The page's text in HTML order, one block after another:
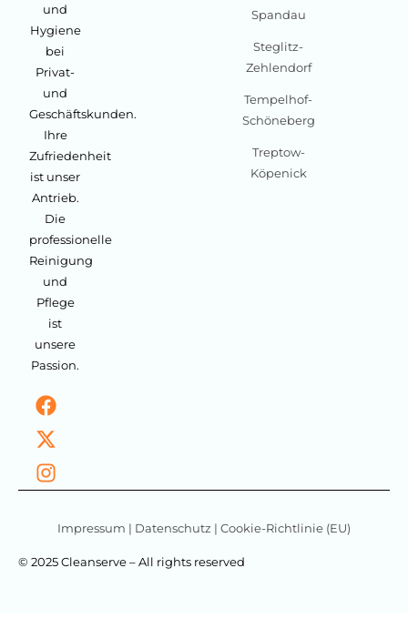
und
Hygiene
bei
Privat-
und
Geschäftskunden.
Ihre
Zufriedenheit
ist unser
Antrieb.
Die
professionelle
Reinigung
und
Pflege
ist
unsere
Passion.
Spandau
Steglitz-
Zehlendorf
Tempelhof-
Schöneberg
Treptow-
Köpenick
Impressum | Datenschutz | Cookie-Richtlinie (EU)
© 2025 Cleanserve – All rights reserved